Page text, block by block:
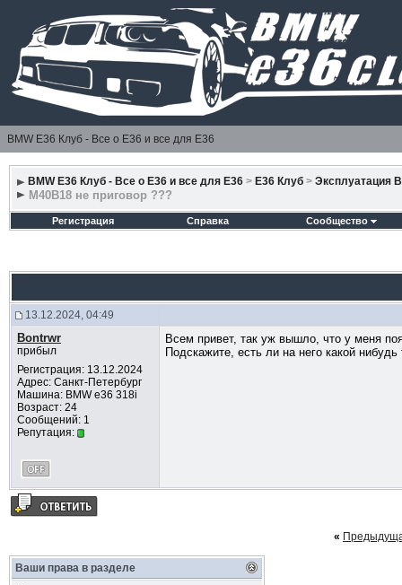
BMW E36 Клуб - Все о Е36 и все для Е36
BMW E36 Клуб - Все о Е36 и все для Е36 > E36 Клуб > Эксплуатация
M40B18 не приговор ???
Регистрация Справка Сообщество
13.12.2024, 04:49
Bontrwr
прибыл
Регистрация: 13.12.2024
Адрес: Санкт-Петербург
Машина: BMW e36 318i
Возраст: 24
Сообщений: 1
Репутация:
Всем привет, так уж вышло, что у меня
Подскажите, есть ли на него какой
«
Ваши права в разделе